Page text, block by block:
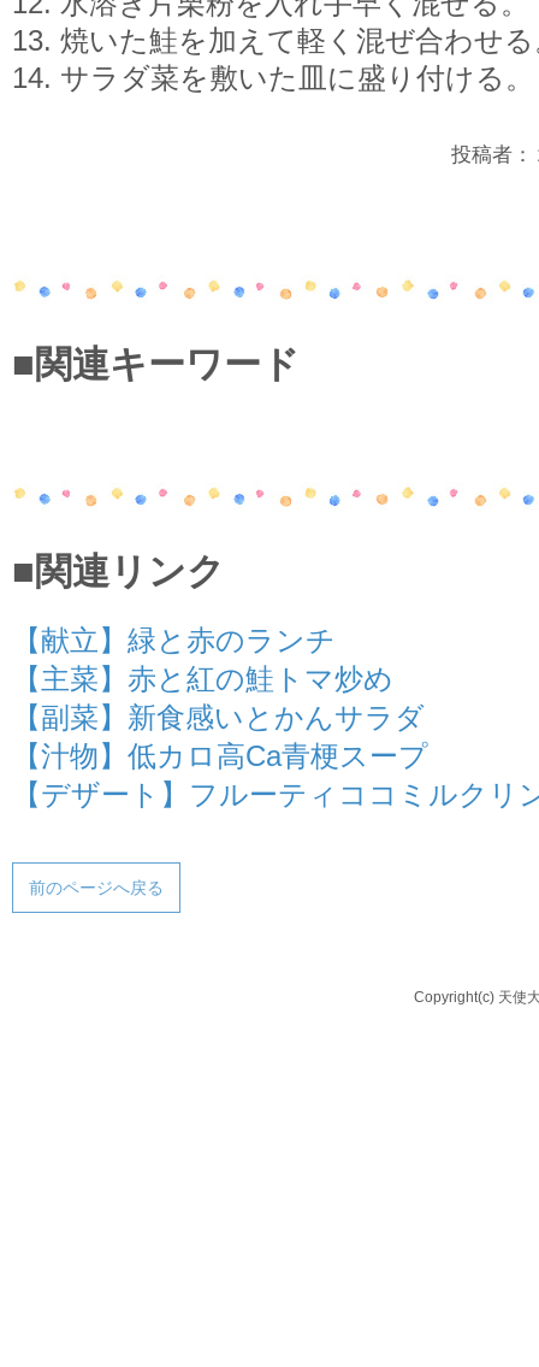
13. 焼いた鮭を加えて軽く混ぜ合わせ
14. サラダ菜を敷いた皿に盛り付ける。
投稿者
■関連キーワード
■関連リンク
【献立】緑と赤のランチ
【主菜】赤と紅の鮭トマ炒め
【副菜】新食感いとかんサラダ
【汁物】低カロ高Ca青梗スープ
【デザート】フルーティココミルクリ
前のページへ戻る
Copyright(c) 天使